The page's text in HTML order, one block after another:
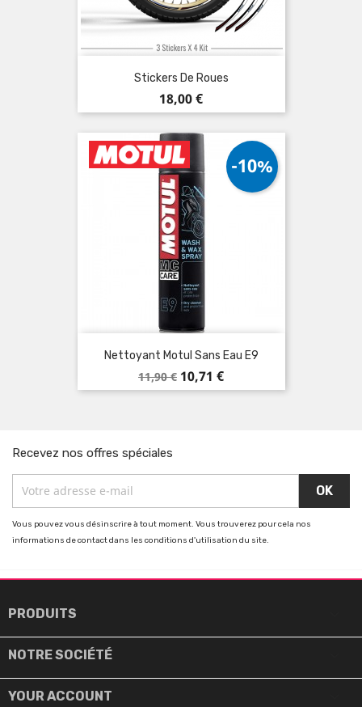
Stickers De Roues
Prix
18,00 €
Nettoyant Motul Sans Eau E9
Prix
de
11,90 €
-10%
Prix
10,71 €
Recevez nos offres spéciales
Vous pouvez vous désinscrire à tout moment. Vous trouverez pour cela nos
informations de contact dans les conditions d'utilisation du site.
PRODUITS
NOTRE SOCIÉTÉ
YOUR ACCOUNT